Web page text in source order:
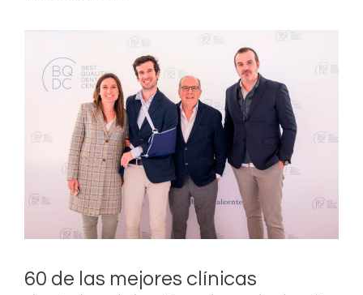
60 de las mejores clínicas